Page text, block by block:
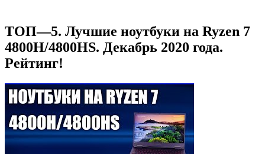
ТОП—5. Лучшие ноутбуки на Ryzen 7
4800H/4800HS. Декабрь 2020 года.
Рейтинг!